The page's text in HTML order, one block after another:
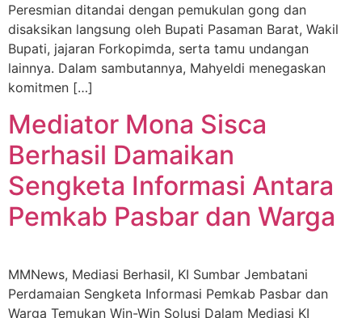
Peresmian ditandai dengan pemukulan gong dan
disaksikan langsung oleh Bupati Pasaman Barat, Wakil
Bupati, jajaran Forkopimda, serta tamu undangan
lainnya. Dalam sambutannya, Mahyeldi menegaskan
komitmen […]
Mediator Mona Sisca
Berhasil Damaikan
Sengketa Informasi Antara
Pemkab Pasbar dan Warga
MMNews, Mediasi Berhasil, KI Sumbar Jembatani
Perdamaian Sengketa Informasi Pemkab Pasbar dan
Warga Temukan Win-Win Solusi Dalam Mediasi KI